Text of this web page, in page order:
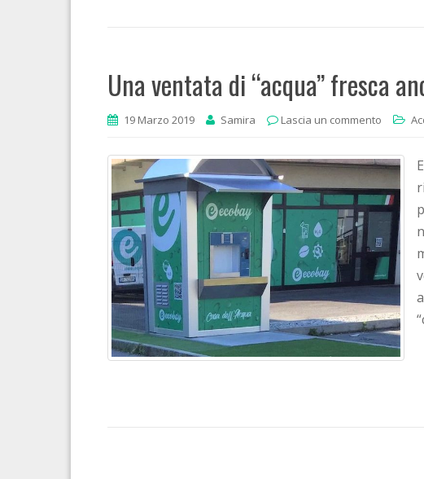
Una ventata di “acqua” fresca
19 Marzo 2019 Samira Lascia un commento